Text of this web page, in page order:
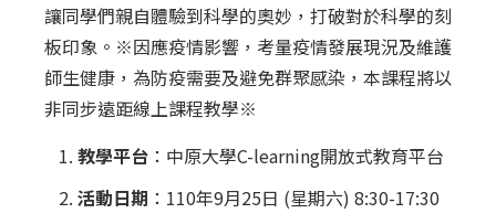
讓同學們親自體驗到科學的奧妙，打破對於科學的刻
板印象。※因應疫情影響，考量疫情發展現況及維護
師生健康，為防疫需要及避免群聚感染，本課程將以
非同步遠距線上課程教學※
教學平台 ：中原大學C-learning開放式教育平台
活動日期 ：110年9月25日 (星期六) 8:30-17:30